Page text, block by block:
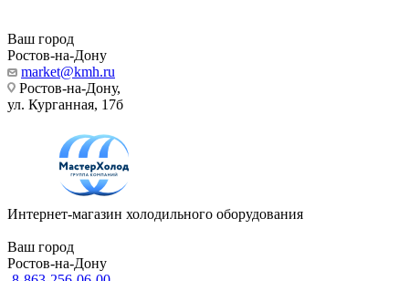
Ваш город
Ростов-на-Дону
market@kmh.ru
Ростов-на-Дону,
ул. Курганная, 17б
Интернет-магазин холодильного оборудования
Ваш город
Ростов-на-Дону